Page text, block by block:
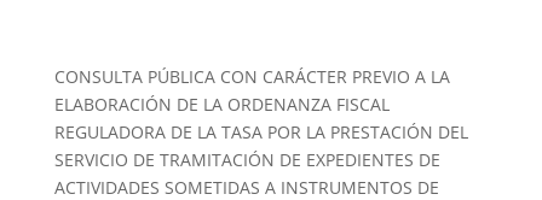
CONSULTA PÚBLICA CON CARÁCTER PREVIO A LA
ELABORACIÓN DE LA ORDENANZA FISCAL
REGULADORA DE LA TASA POR LA PRESTACIÓN DEL
SERVICIO DE TRAMITACIÓN DE EXPEDIENTES DE
ACTIVIDADES SOMETIDAS A INSTRUMENTOS DE